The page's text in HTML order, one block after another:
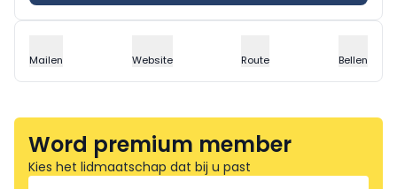
Mailen Website Route Bellen
Word premium member
Kies het lidmaatschap dat bij u past